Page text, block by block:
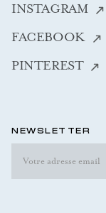
INSTAGRAM
FACEBOOK
PINTEREST
NEWSLETTER